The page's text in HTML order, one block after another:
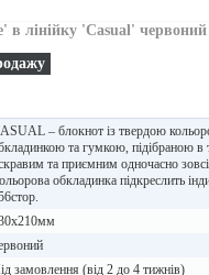
лінійку 'Casual' червоний
– блокнот із твердою
та гумкою, підібраною в
та приємним одночасно
обкладинка підкреслить
замовлення (від 2 до 4 тижнів)